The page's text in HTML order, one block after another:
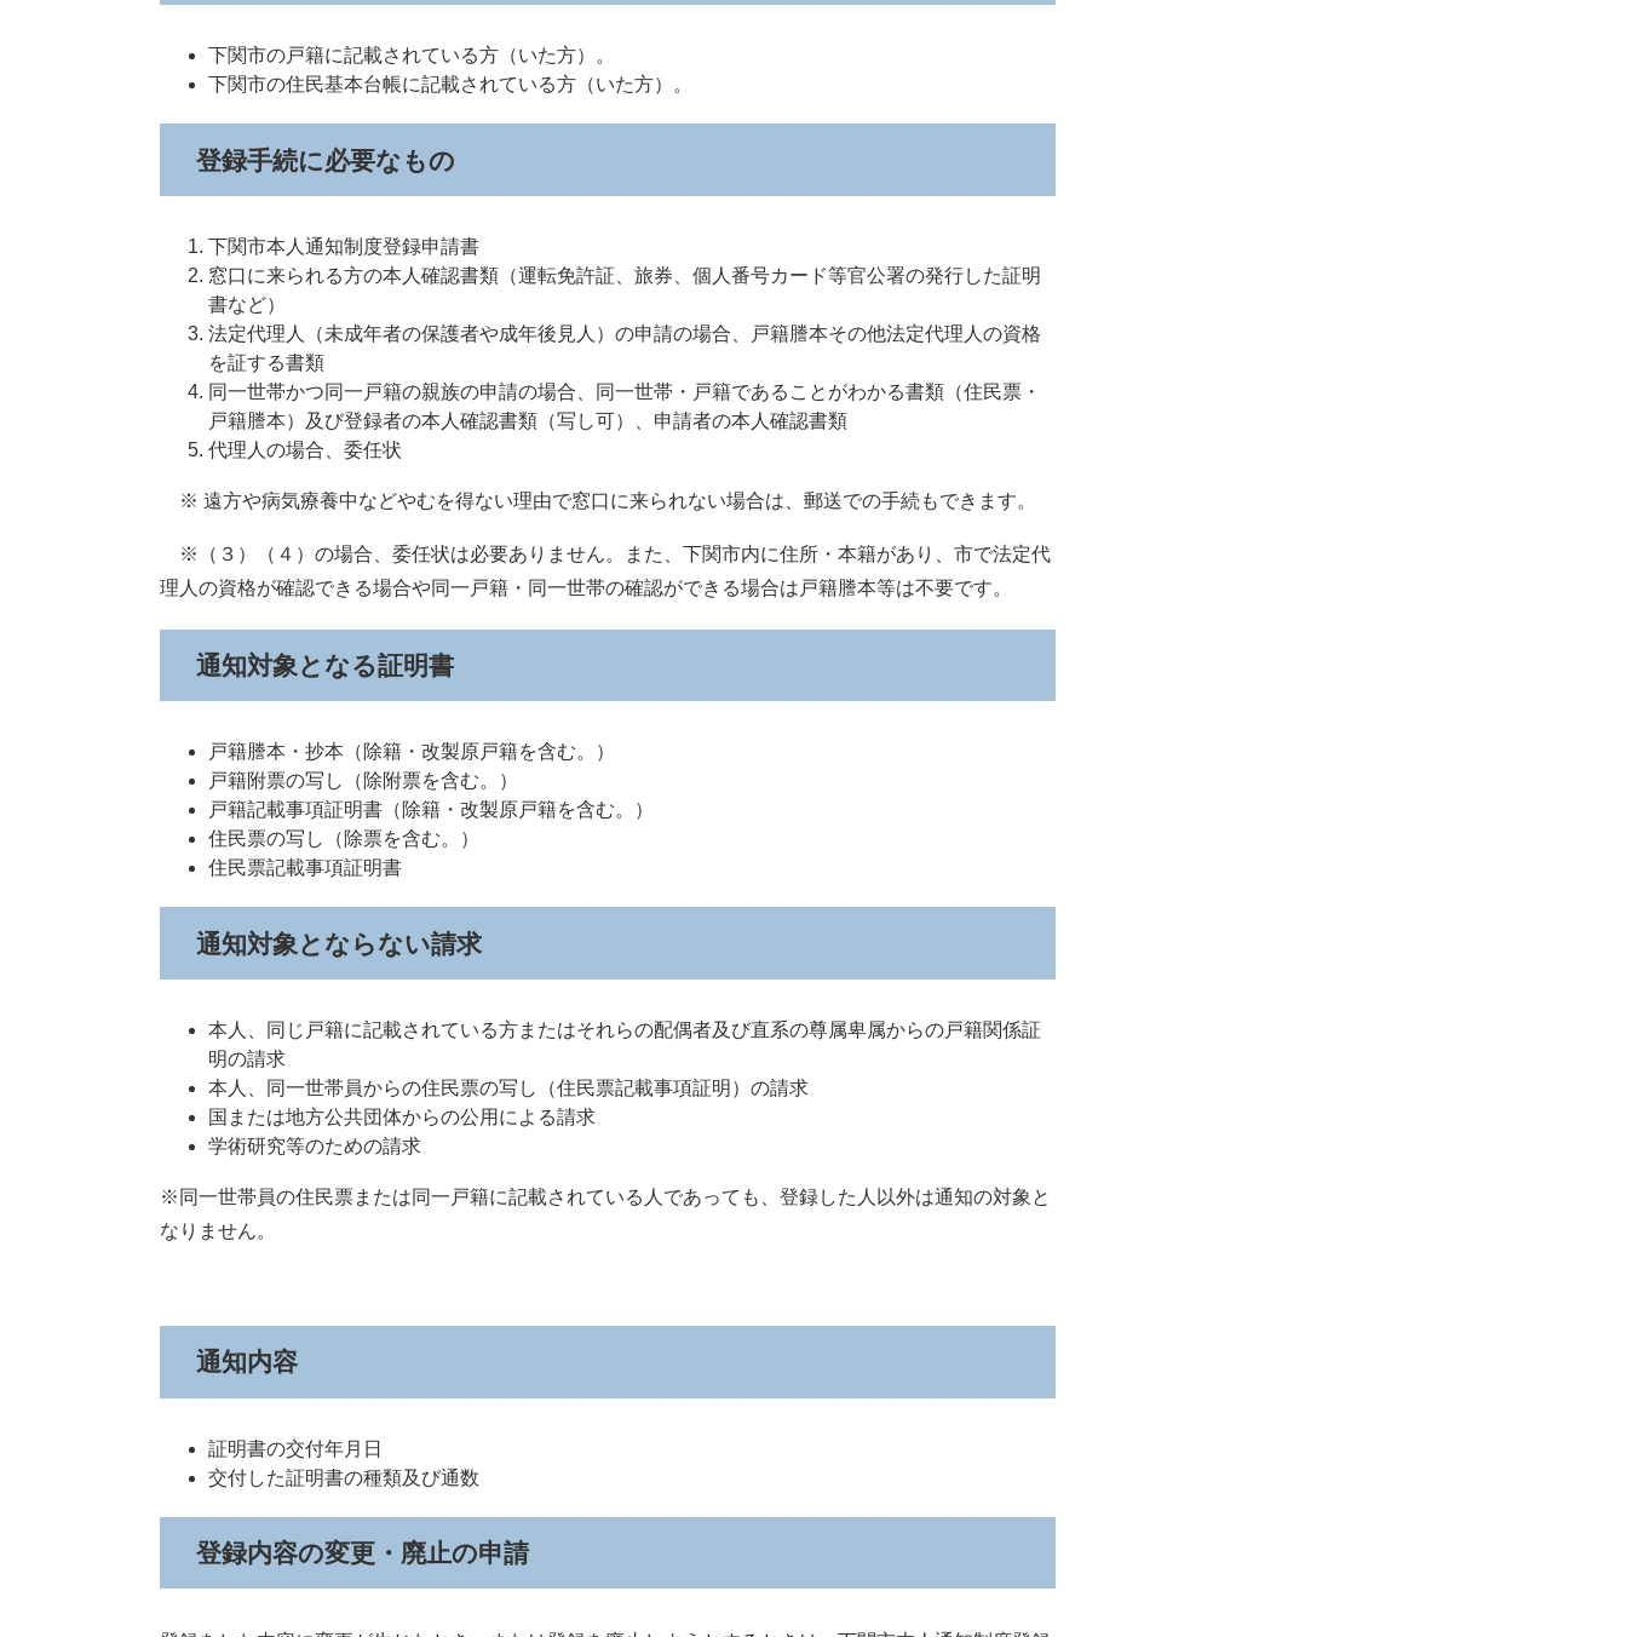
下関市の戸籍に記載されている方（いた方）。
下関市の住民基本台帳に記載されている方（いた方）。
登録手続に必要なもの
下関市本人通知制度登録申請書
窓口に来られる方の本人確認書類（運転免許証、旅券、個人番号カード等官公署の発行した証明
書など）
法定代理人（未成年者の保護者や成年後見人）の申請の場合、戸籍謄本その他法定代理人の資格
を証する書類
同一世帯かつ同一戸籍の親族の申請の場合、同一世帯・戸籍であることがわかる書類（住民票・
戸籍謄本）及び登録者の本人確認書類（写し可）、申請者の本人確認書類
代理人の場合、委任状
※ 遠方や病気療養中などやむを得ない理由で窓口に来られない場合は、郵送での手続もできます。
※（３）（４）の場合、委任状は必要ありません。​また、下関市内に住所・本籍があり、市で法定代
理人の資格が確認できる場合や同一戸籍・同一世帯の確認ができる場合は戸籍謄本等は不要です。
通知対象となる証明書
戸籍謄本・抄本（除籍・改製原戸籍を含む。）
戸籍附票の写し（除附票を含む。）
戸籍記載事項証明書（除籍・改製原戸籍を含む。）
住民票の写し（除票を含む。）
住民票記載事項証明書
通知対象とならない請求
本人、同じ戸籍に記載されている方またはそれらの配偶者及び直系の尊属卑属からの戸籍関係証
明の請求
本人、同一世帯員からの住民票の写し（住民票記載事項証明）の請求
国または地方公共団体からの公用による請求
学術研究等のための請求
※同一世帯員の住民票または同一戸籍に記載されている人であっても、登録した人以外は通知の対象と
なりません。
通知内容
証明書の交付年月日
交付した証明書の種類及び通数
登録内容の変更・廃止の申請